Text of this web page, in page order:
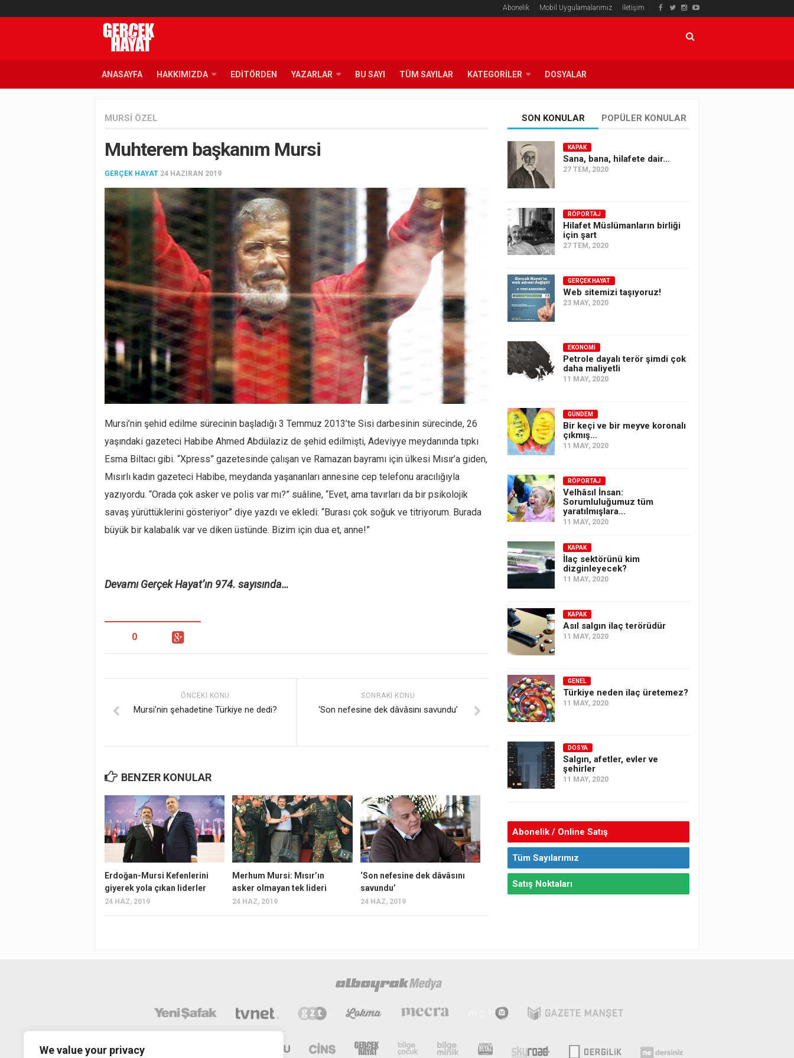
We value your privacy
Abonelik Mobil Uygulamalarımız İletişim
ANASAYFA HAKKIMIZDA EDITÖRDEN YAZARLAR BU SAYI TÜM SAYILAR KATEGORILER DOSYALAR
MURSI ÖZEL
Muhterem başkanım Mursi
GERÇEK HAYAT 24 HAZIRAN 2019
Mursi’nin şehid edilme sürecinin başladığı 3 Temmuz 2013’te Sisi darbesinin sürecinde, 26
yaşındaki gazeteci Habibe Ahmed Abdülaziz de şehid edilmişti, Adeviyye meydanında tıpkı
Esma Biltacı gibi. “Xpress” gazetesinde çalışan ve Ramazan bayramı için ülkesi Mısır’a giden,
Mısırlı kadın gazeteci Habibe, meydanda yaşananları annesine cep telefonu aracılığıyla
yazıyordu. “Orada çok asker ve polis var mı?” suâline, “Evet, ama tavırları da bir psikolojik
savaş yürüttüklerini gösteriyor” diye yazdı ve ekledi: “Burası çok soğuk ve titriyorum. Burada
büyük bir kalabalık var ve diken üstünde. Bizim için dua et, anne!”
Devamı Gerçek Hayat’ın 974. sayısında…
0
SONRAKI KONU
‘Son nefesine dek dâvâsını savundu’
ÖNCEKI KONU
Mursi’nin şehadetine Türkiye ne dedi?
BENZER KONULAR
Erdoğan-Mursi Kefenlerini
giyerek yola çıkan liderler
24 HAZ, 2019
Merhum Mursi: Mısır’ın
asker olmayan tek lideri
24 HAZ, 2019
‘Son nefesine dek dâvâsını
savundu’
24 HAZ, 2019
SON KONULAR POPÜLER KONULAR
KAPAK
Sana, bana, hilafete dair…
27 TEM, 2020
RÖPORTAJ
Hilafet Müslümanların birliği
için şart
27 TEM, 2020
GERÇEK HAYAT
Web sitemizi taşıyoruz!
23 MAY, 2020
EKONOMI
Petrole dayalı terör şimdi çok
daha maliyetli
11 MAY, 2020
GÜNDEM
Bir keçi ve bir meyve koronalı
çıkmış…
11 MAY, 2020
RÖPORTAJ
Velhâsıl İnsan:
Sorumluluğumuz tüm
yaratılmışlara…
11 MAY, 2020
KAPAK
İlaç sektörünü kim
dizginleyecek?
11 MAY, 2020
KAPAK
Asıl salgın ilaç terörüdür
11 MAY, 2020
GENEL
Türkiye neden ilaç üretemez?
11 MAY, 2020
DOSYA
Salgın, afetler, evler ve
şehirler
11 MAY, 2020
Abonelik / Online Satış
Tüm Sayılarımız
Satış Noktaları